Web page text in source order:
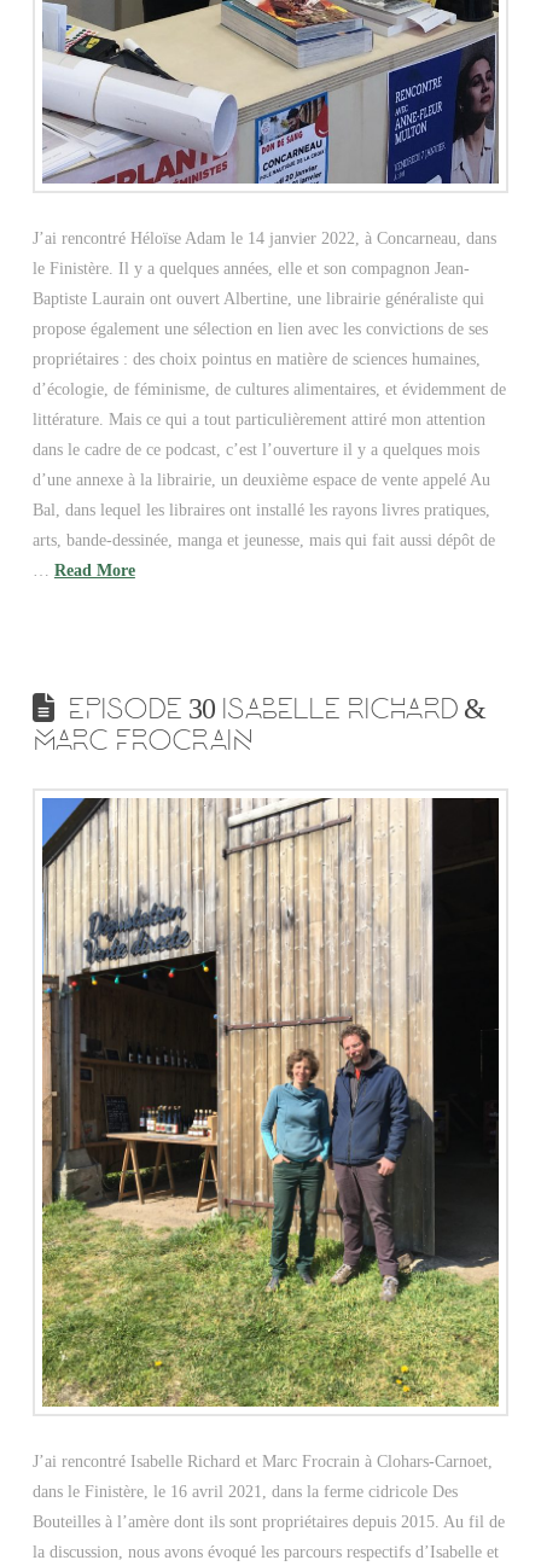
J’ai rencontré Héloïse Adam le 14 janvier 2022, à Concarneau, dans
le Finistère. Il y a quelques années, elle et son compagnon Jean-
Baptiste Laurain ont ouvert Albertine, une librairie généraliste qui
propose également une sélection en lien avec les convictions de ses
propriétaires : des choix pointus en matière de sciences humaines,
d’écologie, de féminisme, de cultures alimentaires, et évidemment de
littérature. Mais ce qui a tout particulièrement attiré mon attention
dans le cadre de ce podcast, c’est l’ouverture il y a quelques mois
d’une annexe à la librairie, un deuxième espace de vente appelé Au
Bal, dans lequel les libraires ont installé les rayons livres pratiques,
arts, bande-dessinée, manga et jeunesse, mais qui fait aussi dépôt de
Read More
EPISODE 30 ISABELLE RICHARD &
MARC FROCRAIN
J’ai rencontré Isabelle Richard et Marc Frocrain à Clohars-Carnoet,
dans le Finistère, le 16 avril 2021, dans la ferme cidricole Des
Bouteilles à l’amère dont ils sont propriétaires depuis 2015. Au fil de
la discussion, nous avons évoqué les parcours respectifs d’Isabelle et